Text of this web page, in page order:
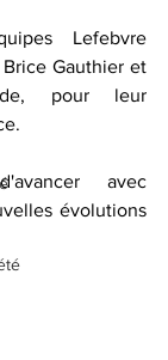
Lefebvre
Gauthier et
pour leur
avec
évolutions